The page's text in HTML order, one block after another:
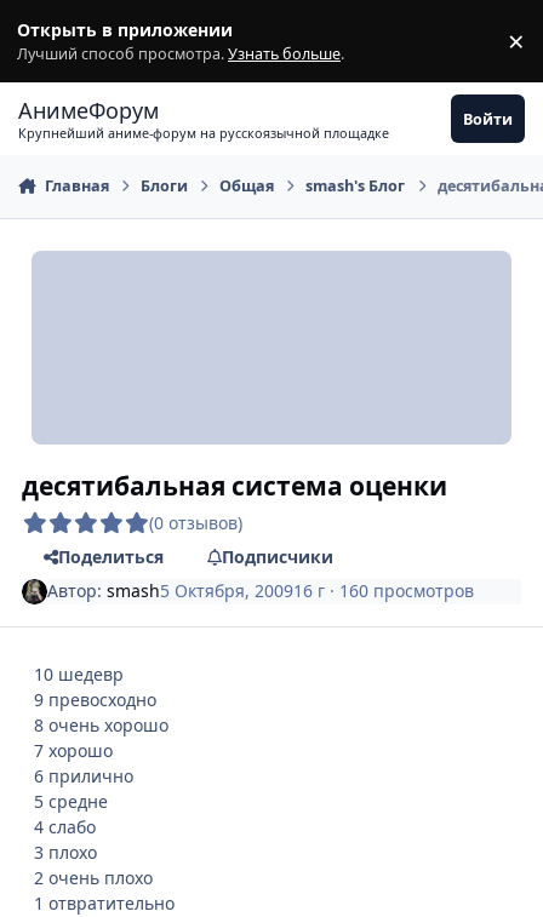
Открыть в приложении
Лучший способ просмотра.Узнать больше. ×
АнимеФорум
Крупнейший аниме-форум на русскоязычной площадке
Войти
Главная Блоги Общая smash's Блог
десятибальная система оценки
(0 отзывов)
Поделиться
Подписчики
Автор:smash5 Октября, 200916 г · 160 просмотров
10 шедевр
9 превосходно
8 очень хорошо
7 хорошо
6 прилично
5 средне
4 слабо
3 плохо
2 очень плохо
1 отвратительно